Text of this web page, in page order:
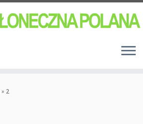
» 2